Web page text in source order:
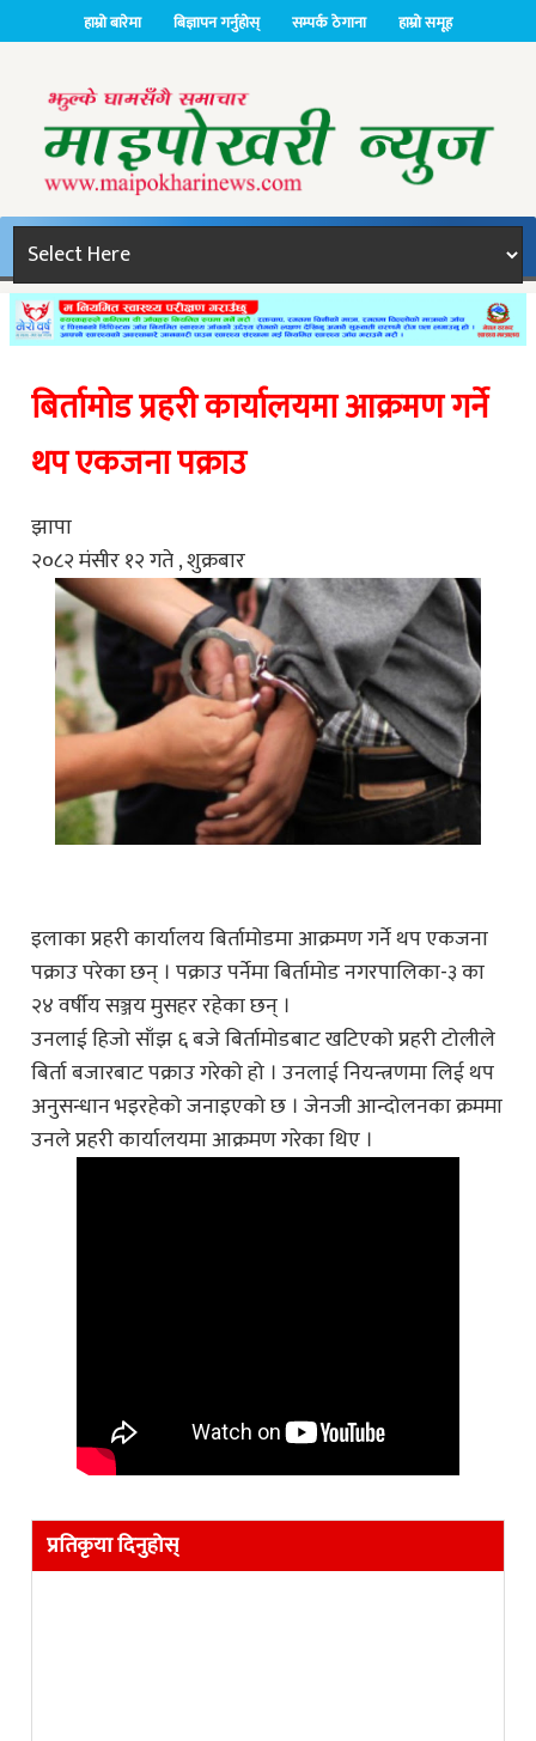
हाम्रो बारेमा बिज्ञापन गर्नुहोस् सम्पर्क ठेगाना हाम्रो समूह
बिर्तामोड प्रहरी कार्यालयमा आक्रमण गर्ने
थप एकजना पक्राउ
झापा
२०८२ मंसीर १२ गते , शुक्रबार
इलाका प्रहरी कार्यालय बिर्तामोडमा आक्रमण गर्ने थप एकजना
पक्राउ परेका छन् । पक्राउ पर्नेमा बिर्तामोड नगरपालिका-३ का
२४ वर्षीय सञ्जय मुसहर रहेका छन् ।
उनलाई हिजो साँझ ६ बजे बिर्तामोडबाट खटिएको प्रहरी टोलीले
बिर्ता बजारबाट पक्राउ गरेको हो । उनलाई नियन्त्रणमा लिई थप
अनुसन्धान भइरहेको जनाइएको छ । जेनजी आन्दोलनका क्रममा
उनले प्रहरी कार्यालयमा आक्रमण गरेका थिए ।
प्रतिकृया दिनुहोस्